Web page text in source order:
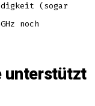
(sogar
noch
unterstützt